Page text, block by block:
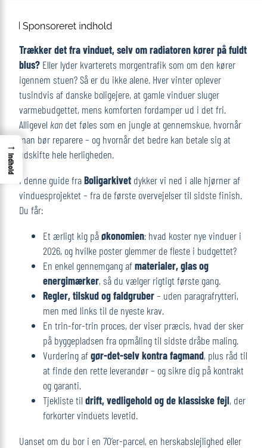
Trækker det fra vinduet, selv om radiatoren kører på fuldt
blus? Eller lyder kvarterets morgentrafik som om den kører
igennem stuen? Så er du ikke alene. Hver vinter oplever
tusindvis af danske boligejere, at gamle vinduer sluger
varmebudgettet, mens komforten fordamper ud i det fri.
Alligevel kan det føles som en jungle at gennemskue, hvornår
man bør reparere – og hvornår det bedre kan betale sig at
udskifte hele herligheden.
I denne guide fraBoligarkivet dykker vi ned i alle hjørner af
vinduesprojektet – fra de første overvejelser til sidste finish.
Du får:
Et ærligt kig påøkonomien: hvad koster nye vinduer i
2026, og hvilke poster glemmer de fleste i budgettet?
En enkel gennemgang afmaterialer, glas og
energimærker, så du vælger rigtigt første gang.
Regler, tilskud og faldgruber– uden paragrafrytteri,
men med links til de nyeste krav.
En trin-for-trin proces, der viser præcis, hvad der sker
på byggepladsen fra opmåling til sidste dråbe maling.
Vurdering afgør-det-selv kontra fagmand, plus råd til
at finde den rette leverandør – og sikre dig på kontrakt
og garanti.
Tjekliste til drift, vedligehold og de klassiske fejl, der
forkorter vinduets levetid.
Uanset om du bor i en 70’er-parcel, en herskabslejlighed eller
→
Indhold